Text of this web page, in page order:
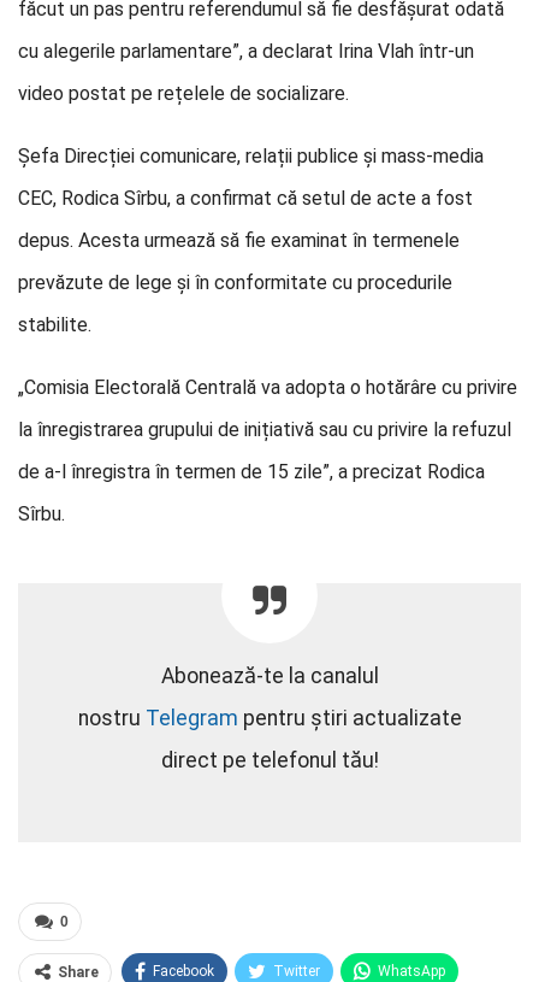
făcut un pas pentru referendumul să fie desfășurat odată
cu alegerile parlamentare”, a declarat Irina Vlah într-un
video postat pe rețelele de socializare.
Șefa Direcției comunicare, relații publice și mass-media
CEC, Rodica Sîrbu, a confirmat că setul de acte a fost
depus. Acesta urmează să fie examinat în termenele
prevăzute de lege și în conformitate cu procedurile
stabilite.
„Comisia Electorală Centrală va adopta o hotărâre cu privire
la înregistrarea grupului de inițiativă sau cu privire la refuzul
de a-l înregistra în termen de 15 zile”, a precizat Rodica
Sîrbu.
Abonează-te la canalul
nostru Telegram pentru știri actualizate
direct pe telefonul tău!
0
Share Facebook Twitter WhatsApp